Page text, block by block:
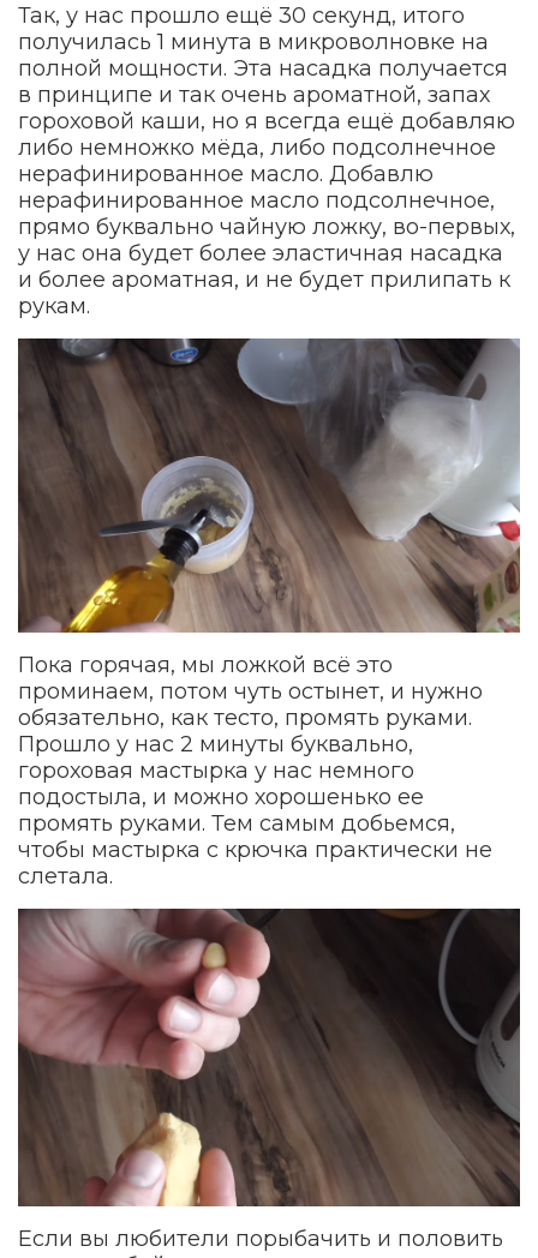
Так, у нас прошло ещё 30 секунд, итого
получилась 1 минута в микроволновке на
полной мощности. Эта насадка получается
в принципе и так очень ароматной, запах
гороховой каши, но я всегда ещё добавляю
либо немножко мёда, либо подсолнечное
нерафинированное масло. Добавлю
нерафинированное масло подсолнечное,
прямо буквально чайную ложку, во-первых,
у нас она будет более эластичная насадка
и более ароматная, и не будет прилипать к
рукам.
Пока горячая, мы ложкой всё это
проминаем, потом чуть остынет, и нужно
обязательно, как тесто, промять руками.
Прошло у нас 2 минуты буквально,
гороховая мастырка у нас немного
подостыла, и можно хорошенько ее
промять руками. Тем самым добьемся,
чтобы мастырка с крючка практически не
слетала.
Если вы любители порыбачить и половить